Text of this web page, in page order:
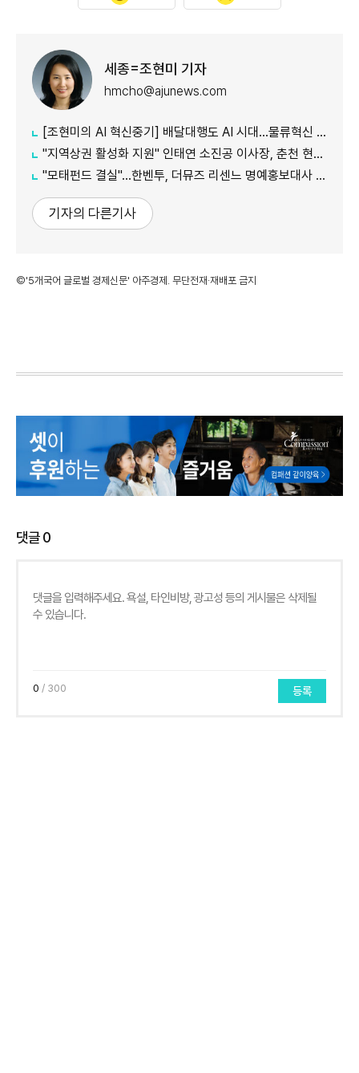
세종=조현미 기자
hmcho@ajunews.com
[조현미의 AI 혁신중기] 배달대행도 AI 시대…물류혁신 선도하는 부릉
"지역상권 활성화 지원" 인태연 소진공 이사장, 춘천 현장방문
"모태펀드 결실"…한벤투, 더뮤즈 리센느 명예홍보대사 임명
기자의 다른기사
©'5개국어 글로벌 경제신문' 아주경제. 무단전재·재배포 금지
댓글0
0 / 300 등록